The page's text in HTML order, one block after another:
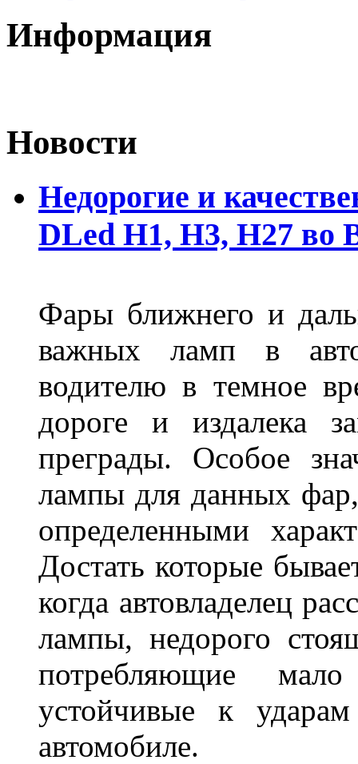
Информация
Новости
Недорогие и
DLed Н1, Н3, Н27 во
Фары ближнего и
важных ламп в
водителю в темное
дороге и издалека
преграды. Особое
лампы для данных
определенными
Достать которые
когда автовладелец
лампы, недорого
потребляющие
устойчивые к
автомобиле.